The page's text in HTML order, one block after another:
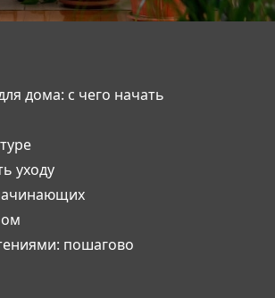
дома: с чего начать
уходу
пошагово